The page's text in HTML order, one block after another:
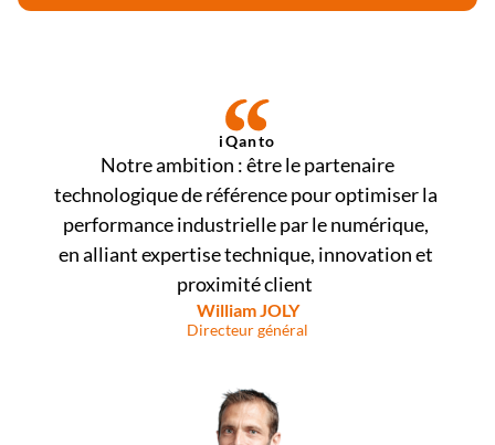
iQanto
technologique de référence pour optimiser la
performance industrielle par le numérique,
en alliant expertise technique, innovation et
proximité client
William JOLY
Directeur général